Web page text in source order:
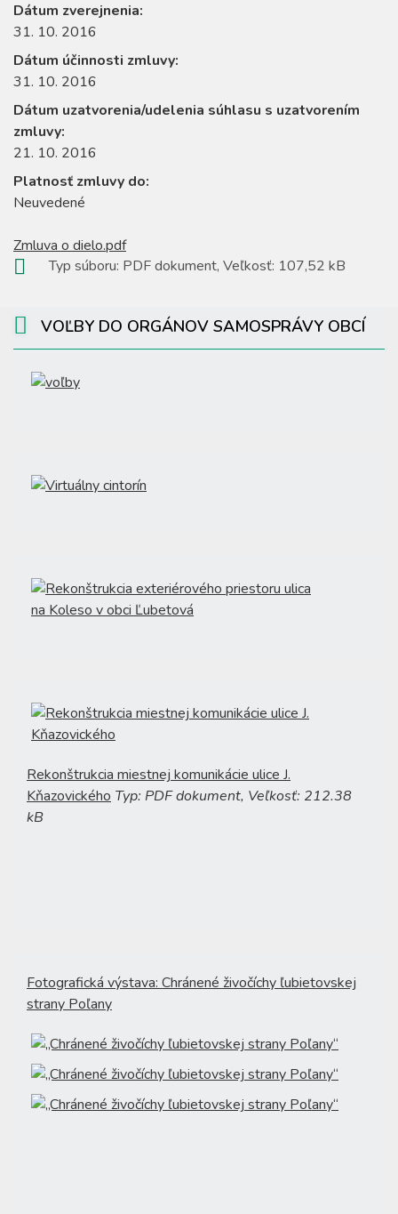
Dátum zverejnenia:
31. 10. 2016
Dátum účinnosti zmluvy:
31. 10. 2016
Dátum uzatvorenia/udelenia súhlasu s uzatvorením
zmluvy:
21. 10. 2016
Platnosť zmluvy do:
Neuvedené
Zmluva o dielo.pdf
Typ súboru: PDF dokument, Veľkosť: 107,52 kB
VOĽBY DO ORGÁNOV SAMOSPRÁVY OBCÍ
Rekonštrukcia miestnej komunikácie ulice J.
Kňazovického Typ: PDF dokument, Veľkosť: 212.38
kB
Fotografická výstava: Chránené živočíchy ľubietovskej
strany Poľany